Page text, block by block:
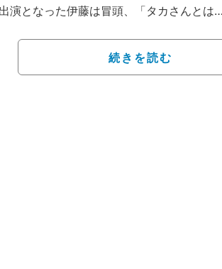
演となった伊藤は冒頭、「タカさんとは
ず THE LIVE 2024 Budokan」に2日間と
。
続きを読む